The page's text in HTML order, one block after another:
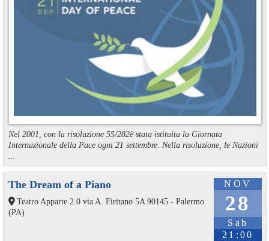
Nel 2001, con la risoluzione 55/282è stata istituita la Giornata
Internazionale della Pace ogni 21 settembre. Nella risoluzione, le Nazioni
...
NOV
28
Sab
21:00
The Dream of a Piano
Teatro Apparte 2.0 via A. Firitano 5A 90145 - Palermo
(PA)